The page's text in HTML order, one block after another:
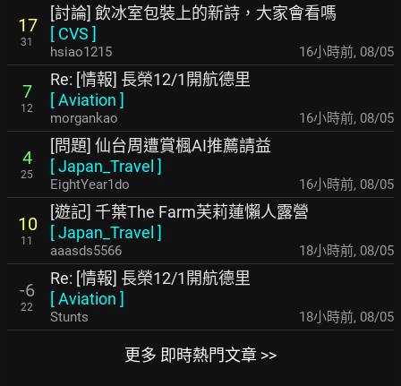
17
31
[討論] 飲冰室包裝上的新詩，大家會看嗎
[ CVS ]
hsiao1215 16小時前, 08/05
7
12
Re: [情報] 長榮12/1開航德里
[Aviation ]
morgankao 16小時前, 08/05
4
25
[問題] 仙台周遭賞楓AI推薦請益
[Japan_Travel ]
EightYear1do 16小時前, 08/05
10
11
[遊記] 千葉The Farm芙莉蓮懶人露營
[Japan_Travel ]
aaasds5566 18小時前, 08/05
-6
22
Re: [情報] 長榮12/1開航德里
[Aviation ]
Stunts 18小時前, 08/05
更多 即時熱門文章 >>